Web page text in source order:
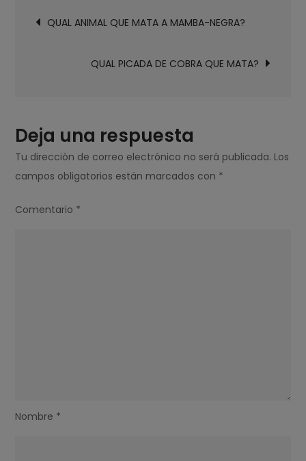
MORTE
MAMBA-
deQUAL ANIMAL QUE MATA A MAMBA-NEGRA?
QUAL PICADA DE COBRA QUE MATA?
Deja una respuesta
Tu dirección de correo electrónico no será publicada. Los
campos obligatorios están marcados con *
Comentario *
Nombre *